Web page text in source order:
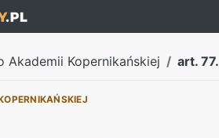
Akademii Kopernikańskiej art. 77.